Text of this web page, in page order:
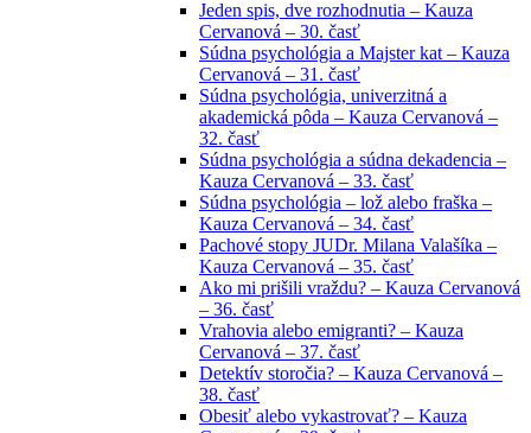
Jeden spis, dve rozhodnutia – Kauza
Cervanová – 30. časť
Súdna psychológia a Majster kat – Kauza
Cervanová – 31. časť
Súdna psychológia, univerzitná a
akademická pôda – Kauza Cervanová –
32. časť
Súdna psychológia a súdna dekadencia –
Kauza Cervanová – 33. časť
Súdna psychológia – lož alebo fraška –
Kauza Cervanová – 34. časť
Pachové stopy JUDr. Milana Valašíka –
Kauza Cervanová – 35. časť
Ako mi prišili vraždu? – Kauza Cervanová
– 36. časť
Vrahovia alebo emigranti? – Kauza
Cervanová – 37. časť
Detektív storočia? – Kauza Cervanová –
38. časť
Obesiť alebo vykastrovať? – Kauza